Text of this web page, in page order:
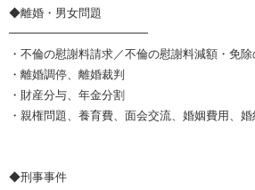
◆離婚・男女問題
━━━━━━━━━━━━
・不倫の慰謝料請求／不倫の慰謝料減額・免
・離婚調停、離婚裁判
・財産分与、年金分割
・親権問題、養育費、面会交流、婚姻費用、
◆刑事事件